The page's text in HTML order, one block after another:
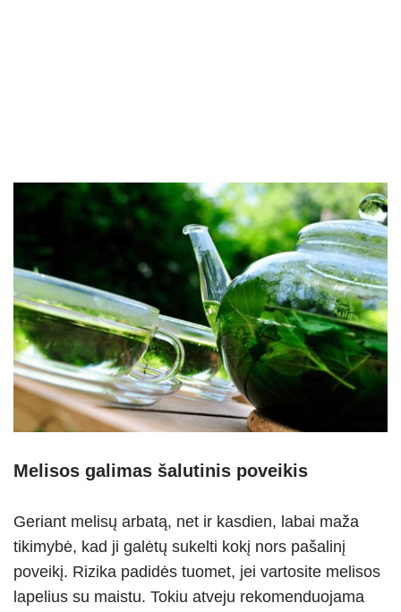
Melisos galimas šalutinis poveikis
Geriant melisų arbatą, net ir kasdien, labai maža
tikimybė, kad ji galėtų sukelti kokį nors pašalinį
poveikį. Rizika padidės tuomet, jei vartosite melisos
lapelius su maistu. Tokiu atveju rekomenduojama